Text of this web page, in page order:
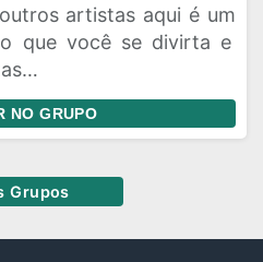
artistas aqui é um
que você se divirta e
NO GRUPO
Grupos